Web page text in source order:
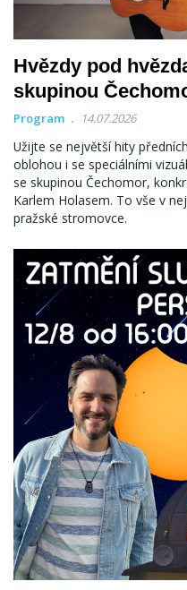
Hvězdy pod
skupinou
Program 14.07.2026
Užijte se největší hity
oblohou i se speciálními
se skupinou Čechomor,
Karlem Holasem. To vše v
pražské stromovce.